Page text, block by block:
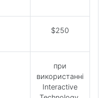
$250
при
використанні
Interactive